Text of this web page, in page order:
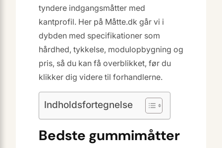
tyndere indgangsmåtter med
kantprofil. Her på Måtte.dk går vi i
dybden med specifikationer som
hårdhed, tykkelse, modulopbygning og
pris, så du kan få overblikket, før du
klikker dig videre til forhandlerne.
Indholdsfortegnelse
Bedste gummimåtter